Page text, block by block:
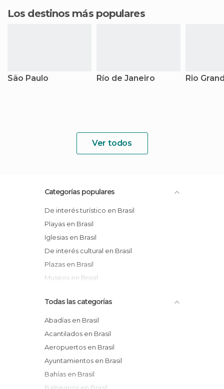
Los destinos más populares
São Paulo Río de Janeiro Rio
Ver todos
Categorías populares
De interés turístico en Brasil
Playas en Brasil
Iglesias en Brasil
De interés cultural en Brasil
Plazas en Brasil
Museos en Brasil
Todas las categorías
Abadías en Brasil
Acantilados en Brasil
Aeropuertos en Brasil
Ayuntamientos en Brasil
Bahías en Brasil